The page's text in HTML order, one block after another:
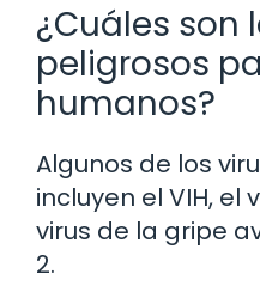
¿Cuáles son
peligrosos
humanos?
Algunos de los
incluyen el VIH, el
virus de la gripe
2.